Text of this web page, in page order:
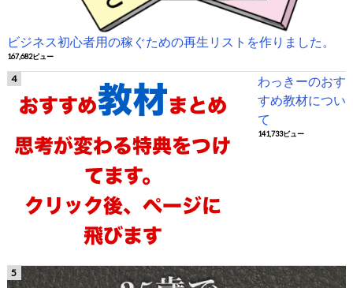
ビジネス初心者用の稼ぐための再生リストを作りました。
167,682ビュー
わっきーのおす
すめ教材につい
て
141,733ビュー